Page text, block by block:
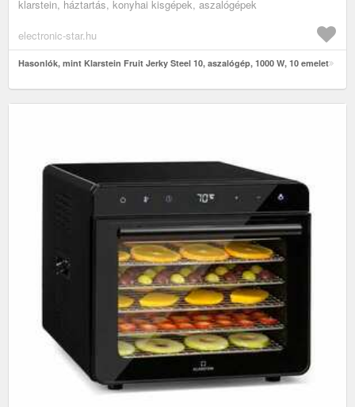
klarstein, háztartás, konyhai kisgépek, aszalógépek
electronic-star.hu
Hasonlók, mint Klarstein Fruit Jerky Steel 10, aszalógép, 1000 W, 10 emelet